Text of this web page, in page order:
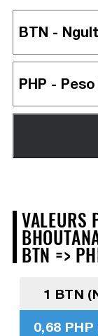
VALEURS
BTN =>
1 BTN
0,68 PHP